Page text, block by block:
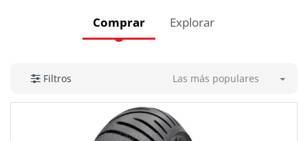
Comprar Explorar
Filtros Las más populares